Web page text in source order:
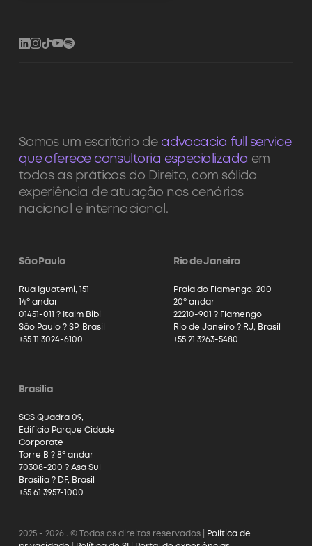
Somos um escritório de advocacia full service
que oferece consultoria especializada em
todas as práticas do Direito, com sólida
experiência de atuação nos cenários
nacional e internacional.
São Paulo
Rua Iguatemi, 151
14º andar
01451-011 ? Itaim Bibi
São Paulo ? SP, Brasil
+55 11 3024-6100
Rio de Janeiro
Praia do Flamengo, 200
20º andar
22210-901 ? Flamengo
Rio de Janeiro ? RJ, Brasil
+55 21 3263-5480
Brasília
SCS Quadra 09,
Edifício Parque Cidade
Corporate
Torre B ? 8º andar
70308-200 ? Asa Sul
Brasília ? DF, Brasil
+55 61 3957-1000
2025 - 2026 . © Todos os direitos reservados |
Política de